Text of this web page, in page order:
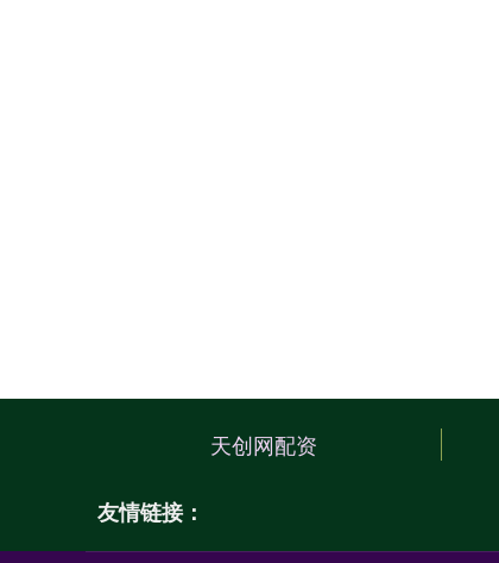
天创网配资
友情链接：